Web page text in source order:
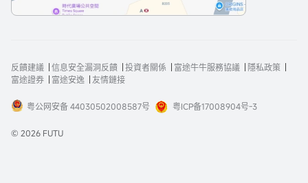
反饋建議 信息安全漏洞反饋 投資者關係 富途牛牛服務協議
隱私政策
富途證券
富途安逸 友情鏈接
粤公网安备 44030502008587号 粤ICP备17008904号-3
© 2026 FUTU